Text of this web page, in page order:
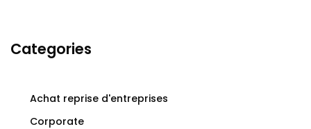
Categories
Achat reprise d'entreprises
Corporate